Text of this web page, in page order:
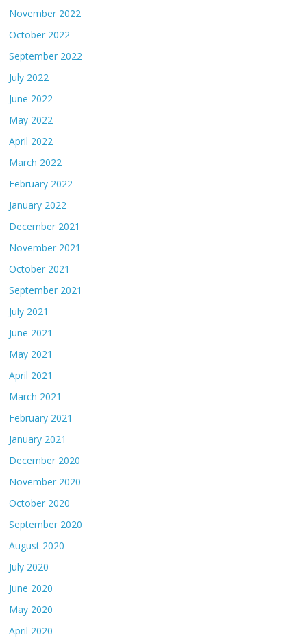
November 2022
October 2022
September 2022
July 2022
June 2022
May 2022
April 2022
March 2022
February 2022
January 2022
December 2021
November 2021
October 2021
September 2021
July 2021
June 2021
May 2021
April 2021
March 2021
February 2021
January 2021
December 2020
November 2020
October 2020
September 2020
August 2020
July 2020
June 2020
May 2020
April 2020